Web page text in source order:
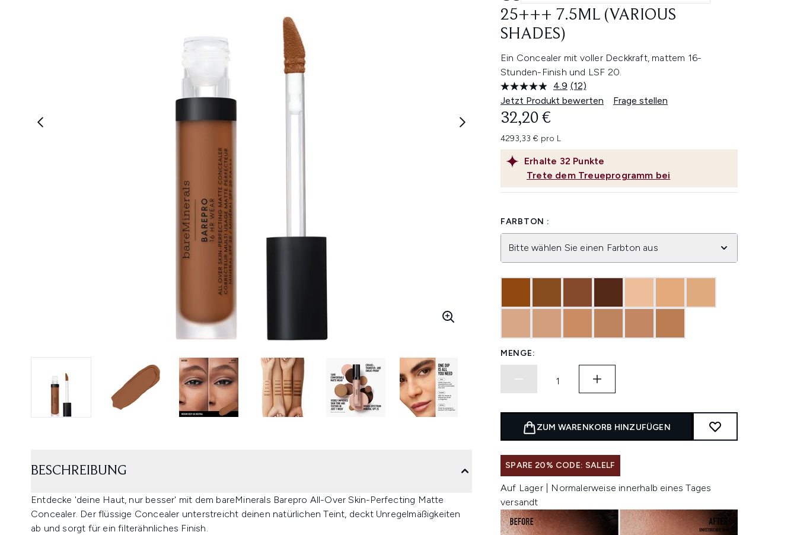
25+++ 7.5ML (VARIOUS
SHADES)
Ein Concealer mit voller Deckkraft, mattem 16-
Stunden-Finish und LSF 20.
4.9 12
Bewertungen
Seite.
(12)
Jetzt Produkt bewerten
Frage stellen
Erhalte 32 Punkte
Trete dem Treueprogramm bei
32,20 €
4293,33 € pro L
FARBTON :
Bitte wählen Sie einen Farbton aus
MENGE:
ZUM WARENKORB HINZUFÜGEN
SPARE 20% CODE: SALELF
Auf Lager | Normalerweise innerhalb eines Tages
versandt
BESCHREIBUNG
Entdecke 'deine Haut, nur besser' mit dem bareMinerals Barepro All-Over Skin-Perfecting Matte
Concealer. Der flüssige Concealer unterstreicht deinen natürlichen Teint, deckt Unregelmäßigkeiten
ab und sorgt für ein filterähnliches Finish.